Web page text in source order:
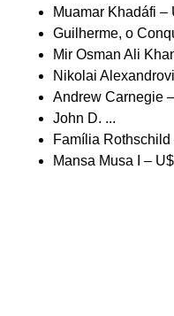
Muamar Khadáfi –
Guilherme, o
Mir Osman Ali
Nikolai
Andrew Carnegie
John D. ...
Família
Mansa Musa I –